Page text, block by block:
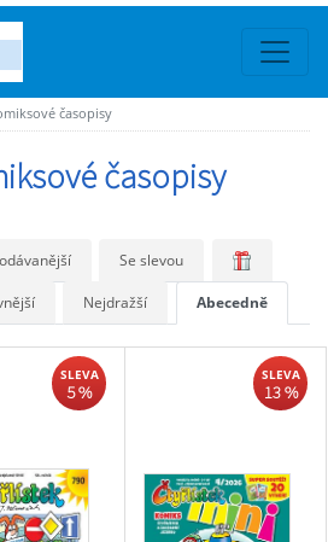
časopisy
časopisy
Se slevou
Nejdražší Abecedně
SLEVA
5 %
SLEVA
13 %